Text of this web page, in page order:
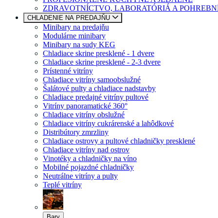
ZDRAVOTNÍCTVO, LABORATÓRIÁ A
CHLADENIE NA PREDAJŇU
Minibary na predajňu
Modulárne minibary
Minibary na sudy KEG
Chladiace skrine presklené - 1 dvere
Chladiace skrine presklené - 2-3 dvere
Prístenné vitríny
Chladiace vitríny samoobslužné
Šalátové pulty a chladiace nadstavby
Chladiace predajné vitríny pultové
Vitríny panoramatické 360°
Chladiace vitríny obslužné
Chladiace vitríny cukrárenské a lahôdkové
Distribútory zmrzliny
Chladiace ostrovy a pultové chladničky presklené
Chladiace vitríny nad ostrov
Vinotéky a chladničky na víno
Mobilné pojazdné chladničky
Neutrálne vitríny a pulty
Teplé vitríny